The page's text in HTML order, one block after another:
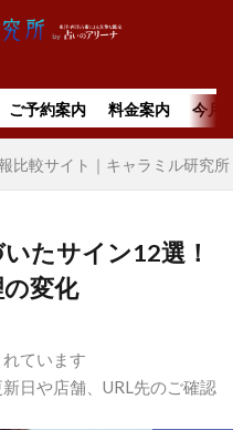
ご予約案内 料金案内 今月
比較サイト｜キャラミル研究所
たサイン12選！
変化
ています
日や店舗、URL先のご確認